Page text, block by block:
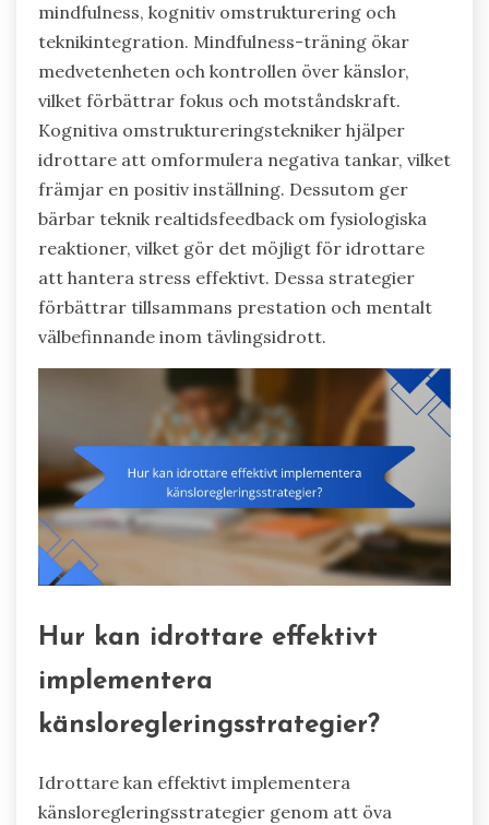
mindfulness, kognitiv omstrukturering och
teknikintegration. Mindfulness-träning ökar
medvetenheten och kontrollen över känslor,
vilket förbättrar fokus och motståndskraft.
Kognitiva omstruktureringstekniker hjälper
idrottare att omformulera negativa tankar, vilket
främjar en positiv inställning. Dessutom ger
bärbar teknik realtidsfeedback om fysiologiska
reaktioner, vilket gör det möjligt för idrottare
att hantera stress effektivt. Dessa strategier
förbättrar tillsammans prestation och mentalt
välbefinnande inom tävlingsidrott.
Hur kan idrottare effektivt
implementera
känsloregleringsstrategier?
Idrottare kan effektivt implementera
känsloregleringsstrategier genom att öva